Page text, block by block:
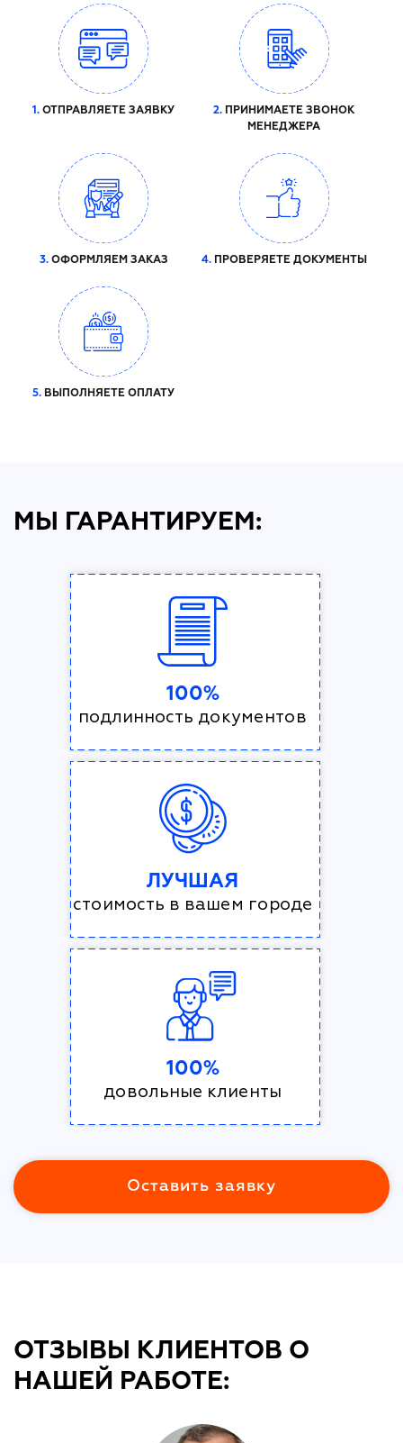
1. ОТПРАВЛЯЕТЕ ЗАЯВКУ 2. ПРИНИМАЕТЕ ЗВОНОК
МЕНЕДЖЕРА
3.ОФОРМЛЯЕМ ЗАКАЗ 4.ПРОВЕРЯЕТЕ ДОКУМЕНТЫ
5. ВЫПОЛНЯЕТЕ ОПЛАТУ
МЫ ГАРАНТИРУЕМ:
100%
подлинность документов
ЛУЧШАЯ
стоимость в вашем городе
100%
довольные клиенты
Оставить заявку
ОТЗЫВЫ КЛИЕНТОВ О
НАШЕЙ РАБОТЕ: